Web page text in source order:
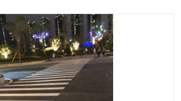
马路标线
道路划线